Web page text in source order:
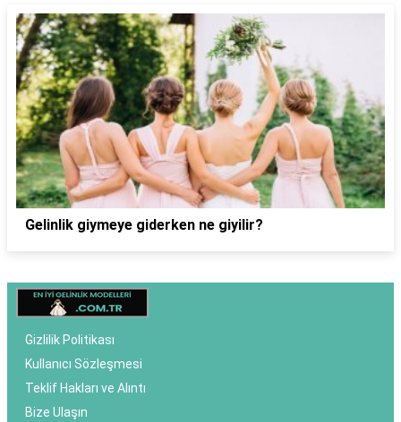
Gelinlik giymeye giderken ne giyilir?
Gizlilik Politikası
Kullanıcı Sözleşmesi
Teklif Hakları ve Alıntı
Bize Ulaşın